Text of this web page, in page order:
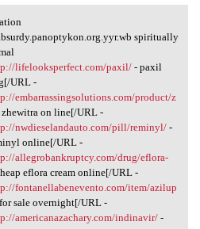
mls.thik
spiritually
lifelooksperfect.com/paxil/- paxil
URL -
embarrassingsolutions.com/product/z
on line[/URL -
nwdieselandauto.com/pill/reminyl/-
online[/URL -
allegrobankruptcy.com/drug/eflora-
eflora cream online[/URL -
fontanellabenevento.com/item/azilup
sale overnight[/URL -
americanazachary.com/indinavir/-